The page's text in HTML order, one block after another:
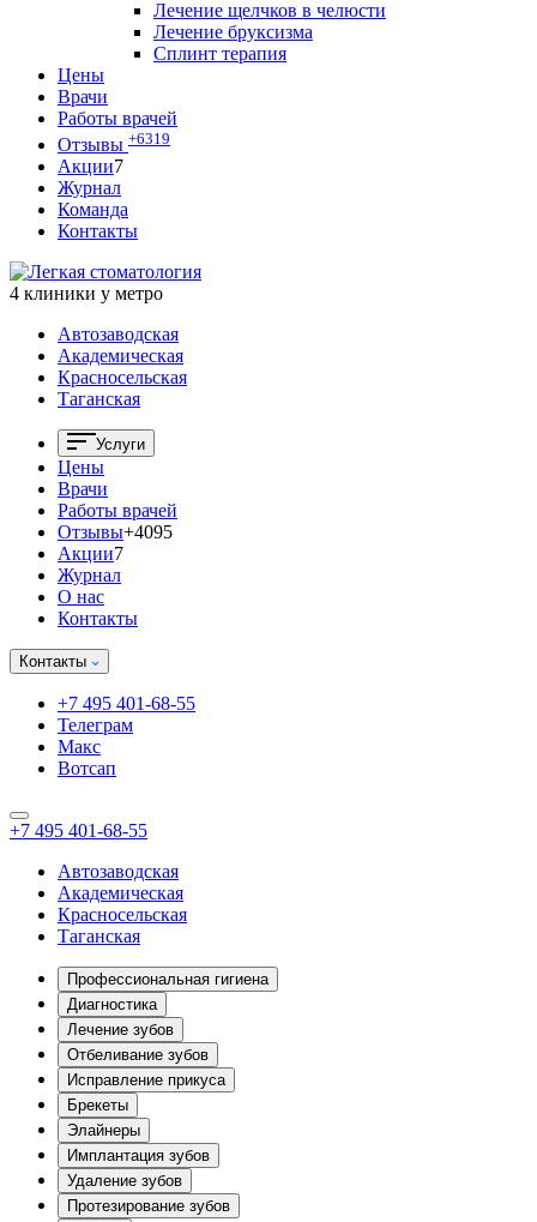
Лечение щелчков в челюсти
Лечение бруксизма
Сплинт терапия
Цены
Врачи
Работы врачей
Отзывы +6319
Акции7
Журнал
Команда
Контакты
4 клиники у метро
Автозаводская
Академическая
Красносельская
Таганская
Услуги
Цены
Врачи
Работы врачей
Отзывы+4095
Акции7
Журнал
О нас
Контакты
Контакты
+7 495 401-68-55
Телеграм
Макс
Вотсап
+7 495 401-68-55
Автозаводская
Академическая
Красносельская
Таганская
Профессиональная гигиена
Диагностика
Лечение зубов
Отбеливание зубов
Исправление прикуса
Брекеты
Элайнеры
Имплантация зубов
Удаление зубов
Протезирование зубов